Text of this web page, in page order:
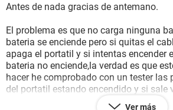
Antes de nada gracias de antemano.
El problema es que no carga ninguna
bateria se enciende pero si quitas el
apaga el portatil y si intentas encender
bateria no enciende,la verdad es que
hacer he comprobado con un tester las
del portatil estando encendido y si sale
principio si sale voltaje de la placa base
Ver más